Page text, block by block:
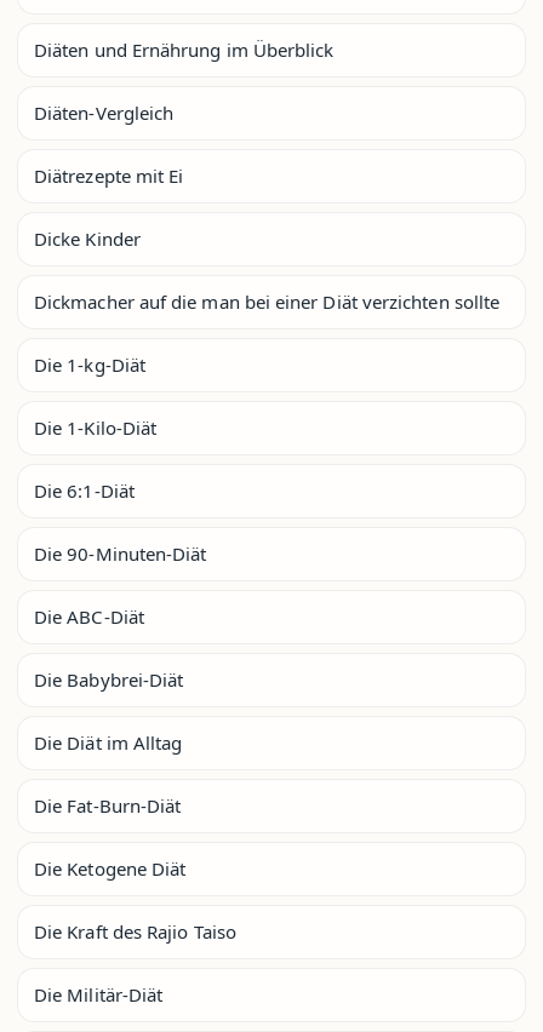
Diäten und Ernährung im Überblick
Diäten-Vergleich
Diätrezepte mit Ei
Dicke Kinder
Dickmacher auf die man bei einer Diät verzichten sollte
Die 1-kg-Diät
Die 1-Kilo-Diät
Die 6:1-Diät
Die 90-Minuten-Diät
Die ABC-Diät
Die Babybrei-Diät
Die Diät im Alltag
Die Fat-Burn-Diät
Die Ketogene Diät
Die Kraft des Rajio Taiso
Die Militär-Diät